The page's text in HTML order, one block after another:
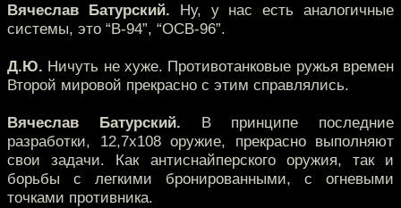
Вячеслав Батурский. Ну, у нас есть аналогичные
системы, это “В-94”, “ОСВ-96”.
Д.Ю. Ничуть не хуже. Противотанковые ружья времен
Второй мировой прекрасно с этим справлялись.
Вячеслав Батурский. В принципе последние
разработки, 12,7x108 оружие, прекрасно выполняют
свои задачи. Как антиснайперского оружия, так и
борьбы с легкими бронированными, с огневыми
точками противника.